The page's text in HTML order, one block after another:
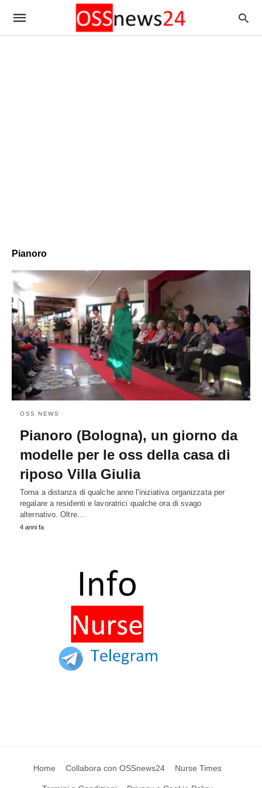
Pianoro
OSS NEWS
Pianoro (Bologna), un giorno da
modelle per le oss della casa di
riposo Villa Giulia
Torna a distanza di qualche anno l'iniziativa organizzata per
regalare a residenti e lavoratrici qualche ora di svago
alternativo. Oltre…
4 anni fa
Home Collabora con OSSnews24 Nurse Times